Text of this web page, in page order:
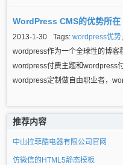
WordPress CMS的优势所在
2013-1-30 Tags: wordpress优势,
wordpress作为一个全球性的博客
wordpress付费主题和wordpress
wordpress定制做自由职业者，
推荐内容
中山拉菲酷电器有限公司官网
仿微信的HTML5静态模板